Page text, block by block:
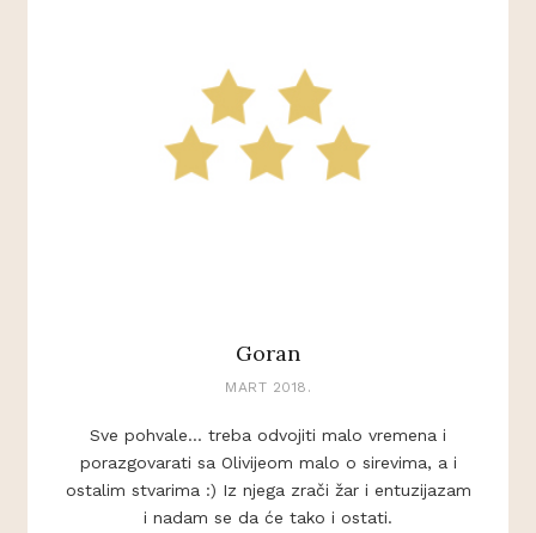
Goran
MART 2018.
Sve pohvale... treba odvojiti malo vremena i
porazgovarati sa Olivijeom malo o sirevima, a i
ostalim stvarima :) Iz njega zrači žar i entuzijazam
i nadam se da će tako i ostati.